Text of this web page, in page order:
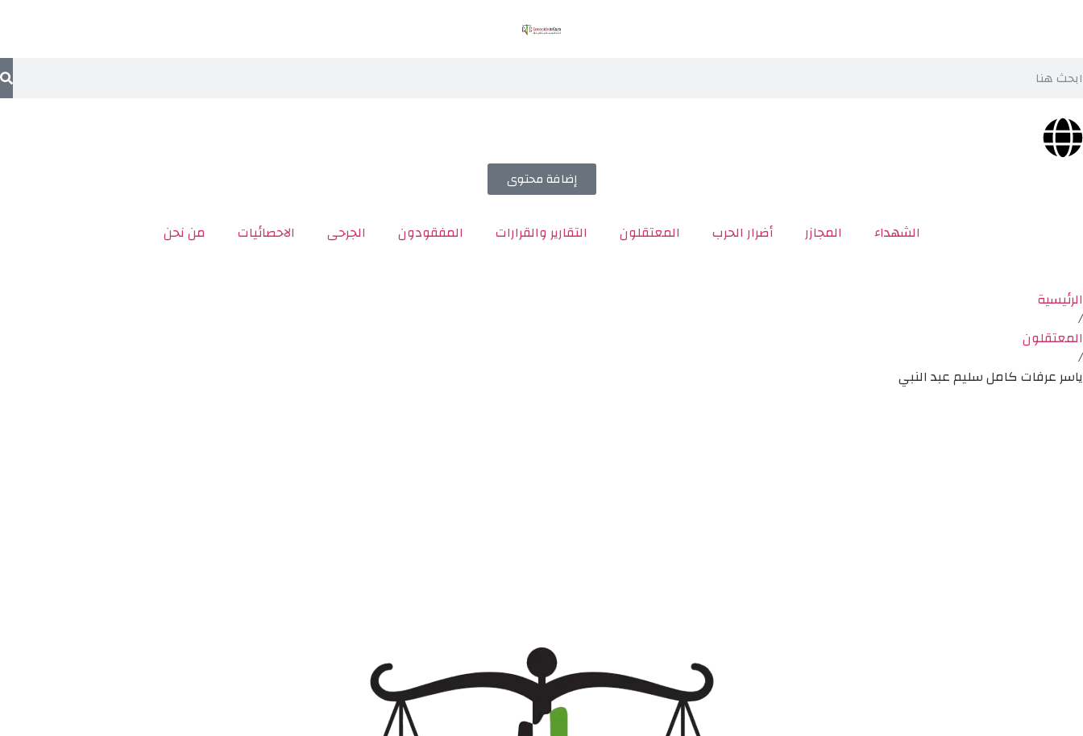
إضافة محتوى
الشهداء المجازر أضرار الحرب المعتقلون التقارير والقرارات المفقودون الجرحى الاحصائيات من نحن
الرئيسية
/
المعتقلون
/
ياسر عرفات كامل سليم عبد النبي